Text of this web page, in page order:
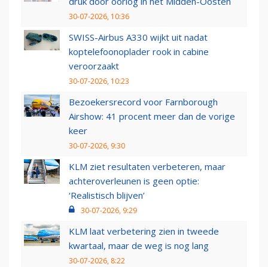
30-07-2026, 10:36
SWISS-Airbus A330 wijkt uit nadat
koptelefoonoplader rook in cabine
veroorzaakt
30-07-2026, 10:23
Bezoekersrecord voor Farnborough
Airshow: 41 procent meer dan de vorige
keer
30-07-2026, 9:30
KLM ziet resultaten verbeteren, maar
achteroverleunen is geen optie:
‘Realistisch blijven’
30-07-2026, 9:29
KLM laat verbetering zien in tweede
kwartaal, maar de weg is nog lang
30-07-2026, 8:22